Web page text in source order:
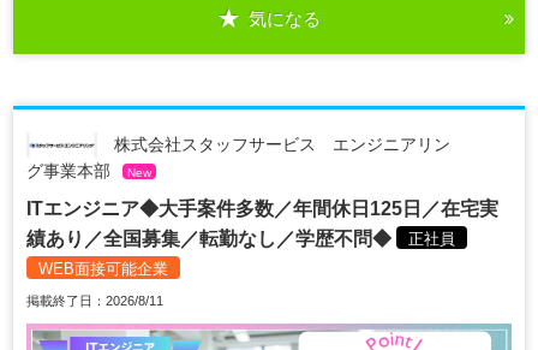
気になる
株式会社スタッフサービス エンジニアリン
グ事業本部
New
ITエンジニア◆大手案件多数／年間休日125日／在宅実
績あり／全国募集／転勤なし／学歴不問◆
正社員
WEB面接可能企業
掲載終了日：2026/8/11